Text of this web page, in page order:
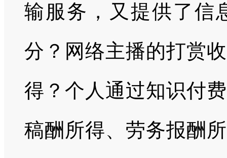
输服务，又提供了信
分？网络主播的打赏
得？个人通过知识付
稿酬所得、劳务报酬